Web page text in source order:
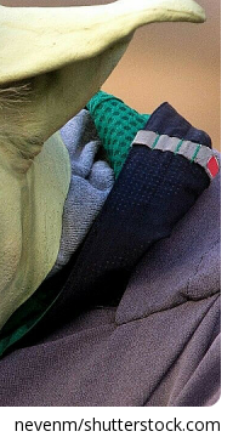
nevenm/shutterstock.com